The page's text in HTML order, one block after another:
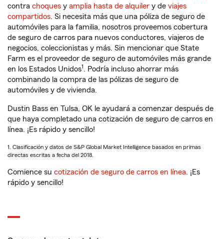
contra choques y amplia hasta de alquiler y de viajes
compartidos. Si necesita más que una póliza de seguro de
automóviles para la familia, nosotros proveemos cobertura
de seguro de carros para nuevos conductores, viajeros de
negocios, coleccionistas y más. Sin mencionar que State
Farm es el proveedor de seguro de automóviles más grande
en los Estados Unidos1. Podría incluso ahorrar más
combinando la compra de las pólizas de seguro de
automóviles y de vivienda.
Dustin Bass en Tulsa, OK le ayudará a comenzar después de
que haya completado una cotización de seguro de carros en
línea. ¡Es rápido y sencillo!
1. Clasificación y datos de S&P Global Market Intelligence basados en primas
directas escritas a fecha del 2018.
Comience su cotización de seguro de carros en línea. ¡Es
rápido y sencillo!